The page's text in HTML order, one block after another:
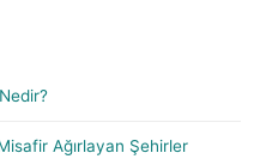
Ağırlayan Şehirler